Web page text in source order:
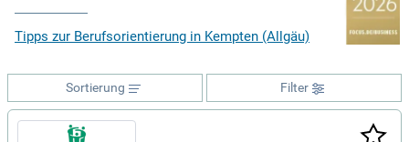
Tipps zur Berufsorientierung in Kempten (Allgäu)
Filter
Sortierung